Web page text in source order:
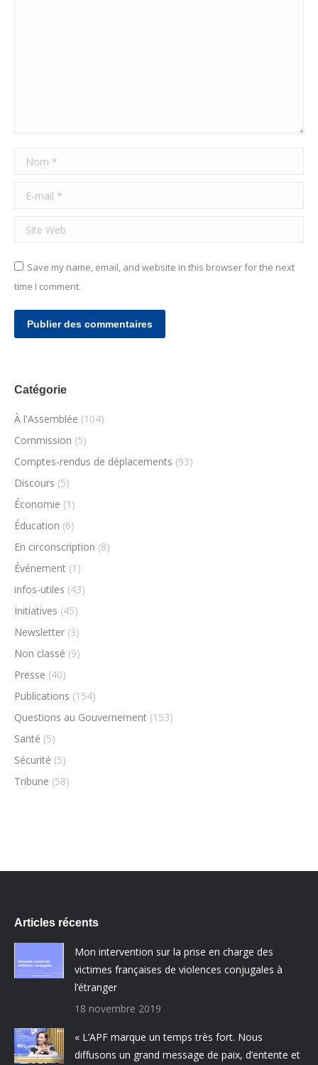
Nom *
E-mail *
Site Web
Save my name, email, and website in this browser for the next
time I comment.
Publier des commentaires
Catégorie
À l'Assemblée (104)
Commission (5)
Comptes-rendus de déplacements (93)
Discours (5)
Économie (1)
Éducation (6)
En circonscription (8)
Événement (1)
infos-utiles (43)
Initiatives (45)
Newsletter (3)
Non classé (9)
Presse (40)
Publications (154)
Questions au Gouvernement (153)
Santé (5)
Sécurité (5)
Tribune (58)
Articles récents
Mon intervention sur la prise en charge des
victimes françaises de violences conjugales à
l’étranger
18 novembre 2019
« L’APF marque un temps très fort. Nous
diffusons un grand message de paix, d’entente et